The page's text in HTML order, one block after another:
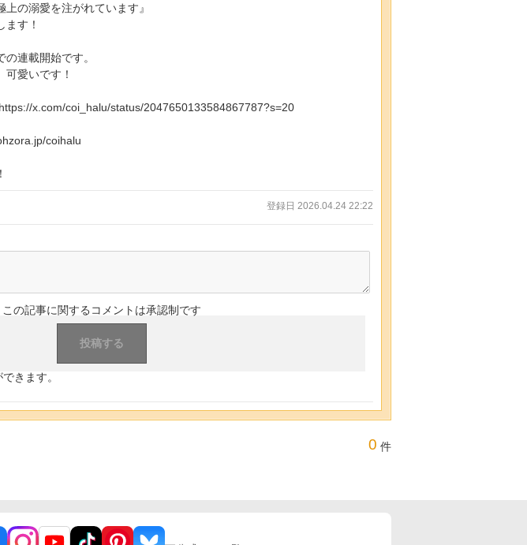
上の溺愛を注がれています』
す！
連載開始です。
愛いです！
x.com/coi_halu/status/2047650133584867787?s=20
coihalu
登録日 2026.04.24 22:22
この記事に関するコメントは承認制です
きます。
0 件